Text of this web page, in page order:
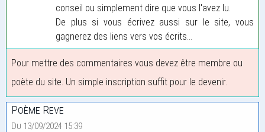
conseil ou simplement dire que vous l'avez lu.
De plus si vous écrivez aussi sur le site, vous
gagnerez des liens vers vos écrits...
Pour mettre des commentaires vous devez être membre ou
poète du site. Un simple inscription suffit pour le devenir.
Poème Reve
Du 13/09/2024 15:39